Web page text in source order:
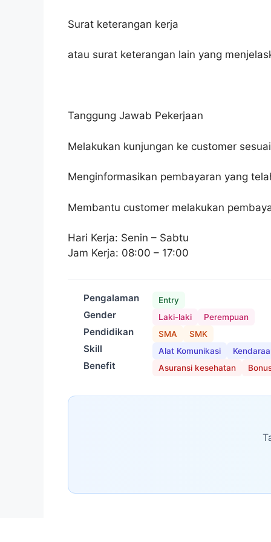
Surat keterangan kerja
atau surat keterangan lain yang
Tanggung Jawab Pekerjaan
Melakukan kunjungan ke customer
Menginformasikan pembayaran yang
Membantu customer melakukan
Hari Kerja: Senin – Sabtu
Jam Kerja: 08:00 – 17:00
Pengalaman Entry
Gender Laki-laki Perempuan
Pendidikan SMA SMK
Skill Alat Komunikasi
Benefit Asuransi kesehatan